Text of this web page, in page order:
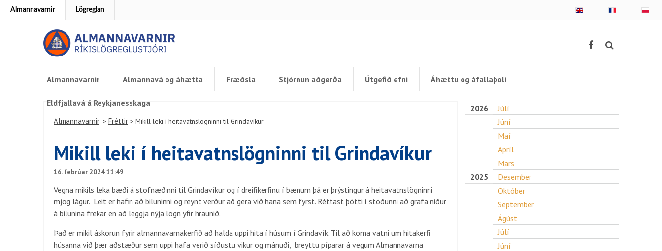
Almannavarnir Lögreglan
Almannavarnir Almannavá og áhætta Fræðsla Stjórnun aðgerða Útgefið efni Áhættu og áfallaþoli
Eldfjallavá á Reykjanesskaga
Almannavarnir > Fréttir > Mikill leki í heitavatnslögninni til Grindavíkur
Mikill leki í heitavatnslögninni til Grindavíkur
16. febrúar 2024 11:49
Vegna mikils leka bæði á stofnæðinni til Grindavíkur og í dreifikerfinu í bænum þá er þrýstingur á heitavatnslögninni
mjög lágur. Leit er hafin að biluninni og reynt verður að gera við hana sem fyrst. Réttast þótti í stöðunni að grafa niður
á bilunina frekar en að leggja nýja lögn yfir hraunið.
Það er mikil áskorun fyrir almannavarnakerfið að halda uppi hita í húsum í Grindavík. Til að koma vatni um hitakerfi
húsanna við þær aðstæður sem uppi hafa verið síðustu vikur og mánuði, breyttu píparar á vegum Almannavarna
2026
Júlí
Júní
Maí
Apríl
Mars
2025
Desember
Október
September
Ágúst
Júlí
Júní